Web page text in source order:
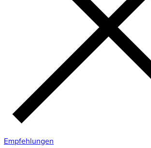
Empfehlungen